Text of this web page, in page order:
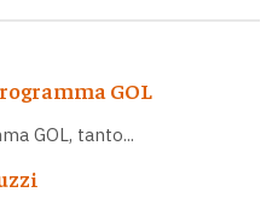
GOL
GOL, tanto...